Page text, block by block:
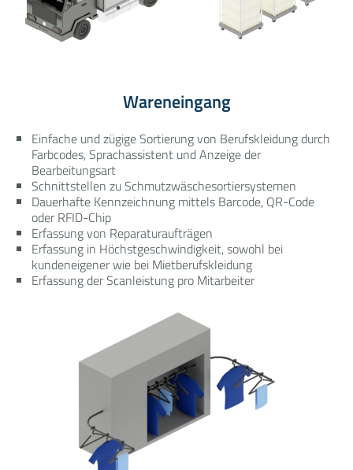
Wareneingang
Einfache und zügige Sortierung von Berufskleidung durch
Farbcodes, Sprachassistent und Anzeige der
Bearbeitungsart
Schnittstellen zu Schmutzwäschesortiersystemen
Dauerhafte Kennzeichnung mittels Barcode, QR-Code
oder RFID-Chip
Erfassung von Reparaturaufträgen
Erfassung in Höchstgeschwindigkeit, sowohl bei
kundeneigener wie bei Mietberufskleidung
Erfassung der Scanleistung pro Mitarbeiter